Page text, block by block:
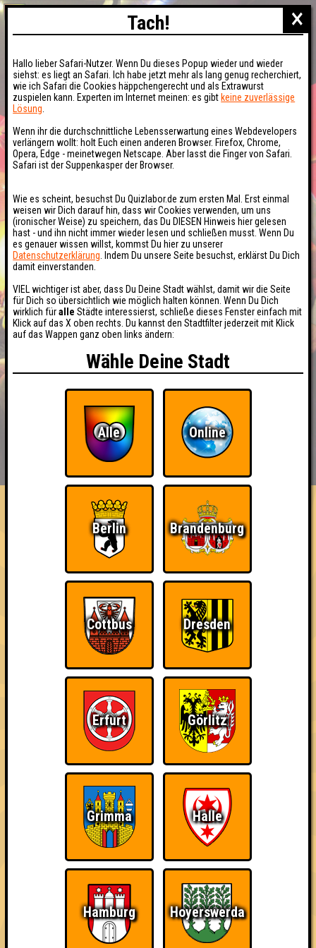
HIGHSCORE RESERVIERUNG
FAQ ÜBER UNS
The Amount of Teilnahmen is too
~ Noch nicht erreicht ~
×
Tach!
Hallo lieber Safari-Nutzer. Wenn Du dieses Popup wieder und wieder
siehst: es liegt an Safari. Ich habe jetzt mehr als lang genug recherchiert,
wie ich Safari die Cookies häppchengerecht und als Extrawurst
zuspielen kann. Experten im Internet meinen: es gibt keine zuverlässige
Lösung
Wenn ihr die durchschnittliche Lebensserwartung eines Webdevelopers
verlängern wollt: holt Euch einen anderen Browser. Firefox, Chrome,
Opera, Edge - meinetwegen Netscape. Aber lasst die Finger von Safari.
Safari ist der Suppenkasper der Browser.
Wie es scheint, besuchst Du Quizlabor.de zum ersten Mal. Erst einmal
weisen wir Dich darauf hin, dass wir Cookies verwenden, um uns
(ironischer Weise) zu speichern, das Du DIESEN Hinweis hier gelesen
hast - und ihn nicht immer wieder lesen und schließen musst. Wenn Du
es genauer wissen willst, kommst Du hier zu unserer
Datenschutzerklärung . Indem Du unsere Seite besuchst, erklärst Du Dich
damit einverstanden.
VIEL wichtiger ist aber, dass Du Deine Stadt wählst, damit wir die Seite
für Dich so übersichtlich wie möglich halten können. Wenn Du Dich
wirklich füralle Städte interessierst, schließe dieses Fenster einfach mit
Klick auf das X oben rechts. Du kannst den Stadtfilter jederzeit mit Klick
auf das Wappen ganz oben links ändern:
Wähle Deine Stadt
Alle Online
Berlin Brandenburg
Cottbus Dresden
Erfurt Görlitz
Grimma Halle
Hamburg Hoyerswerda